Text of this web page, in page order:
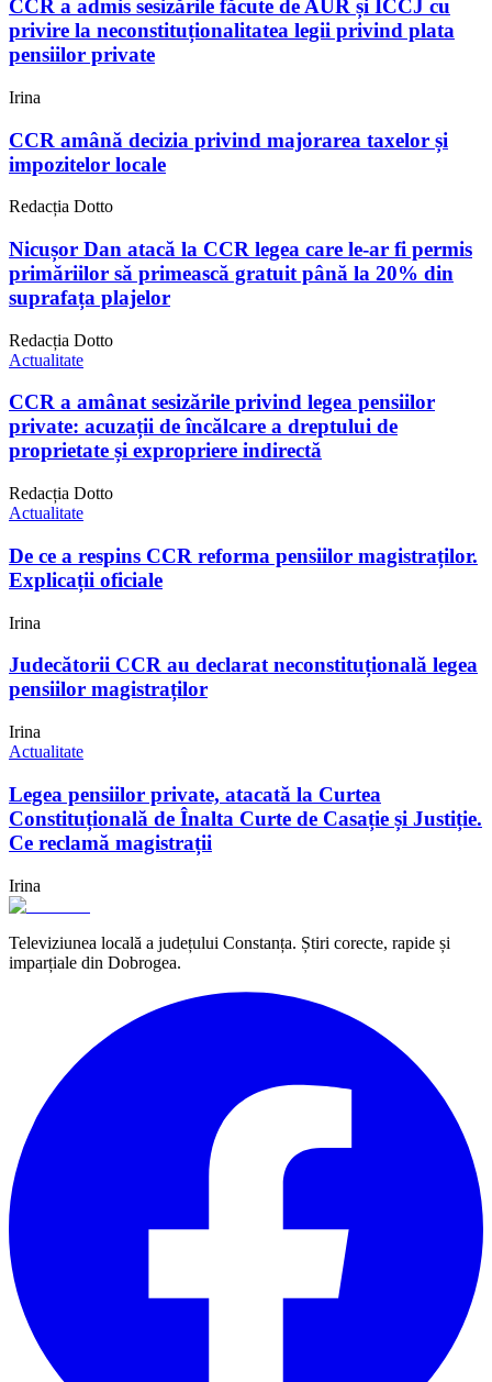
CCR a admis sesizările făcute de AUR și ICCJ cu
privire la neconstituționalitatea legii privind plata
pensiilor private
Irina
CCR amână decizia privind majorarea taxelor și
impozitelor locale
Redacția Dotto
Nicușor Dan atacă la CCR legea care le-ar fi permis
primăriilor să primească gratuit până la 20% din
suprafața plajelor
Redacția Dotto
Actualitate
CCR a amânat sesizările privind legea pensiilor
private: acuzații de încălcare a dreptului de
proprietate și expropriere indirectă
Redacția Dotto
Actualitate
De ce a respins CCR reforma pensiilor magistraților.
Explicații oficiale
Irina
Judecătorii CCR au declarat neconstituțională legea
pensiilor magistraților
Irina
Actualitate
Legea pensiilor private, atacată la Curtea
Constituțională de Înalta Curte de Casație și Justiție.
Ce reclamă magistrații
Irina
Televiziunea locală a județului Constanța. Știri corecte, rapide și
imparțiale din Dobrogea.